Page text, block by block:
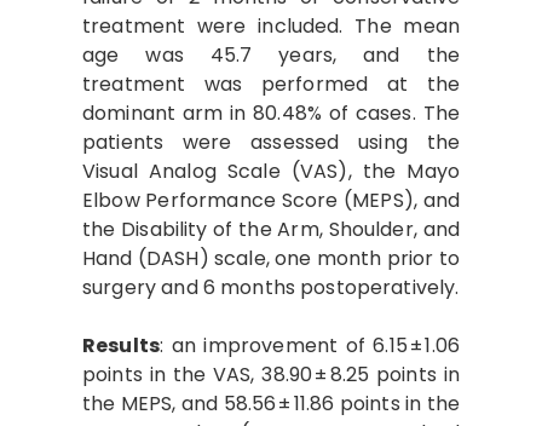
treatment were included. The mean
age was 45.7 years, and the
treatment was performed at the
dominant arm in 80.48% of cases. The
patients were assessed using the
Visual Analog Scale (VAS), the Mayo
Elbow Performance Score (MEPS), and
the Disability of the Arm, Shoulder, and
Hand (DASH) scale, one month prior to
surgery and 6 months postoperatively.
Results: an improvement of 6.15 ± 1.06
points in the VAS, 38.90 ± 8.25 points in
the MEPS, and 58.56 ± 11.86 points in the